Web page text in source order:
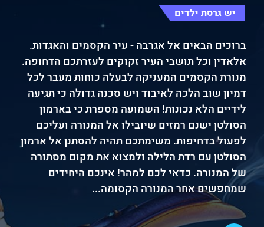
יש גרסת ילדים
ברוכים הבאים אל אגרבה - עיר הקסמים והאגדות.
אלאדין וכל תושבי העיר זקוקים לעזרתכם הדחופה.
מנורת הקסמים המעניקה לבעלה כוחות מעבר לכל
דמיון שוב הלכה לאיבוד ויש סכנה גדולה כי תגיעה
לידיים הלא נכונות! השמועה מספרת כי בארמון
הסולטן ישנם רמזים שיובילו אל המנורה ועליכם
לפעול בדחיפות. משימתכם תהיה להסתנן אל ארמון
הסולטן עם רדת הלילה ולמצוא את מקום מסתורה
של המנורה. כדאי לכם למהר! אינכם היחידים
שמחפשים אחר המנורה הקסומה...